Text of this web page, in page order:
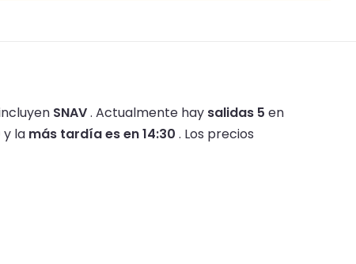
SNAV. Actualmente hay salidas 5 en
y la más tardía es en 14:30 . Los precios